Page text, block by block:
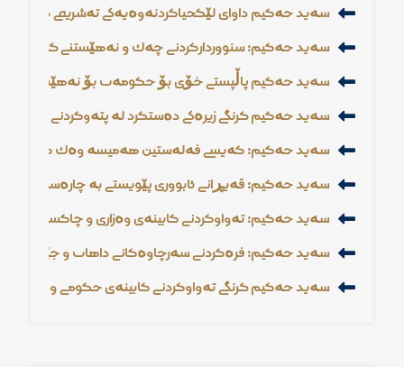
سەید حەكیم داوای لێكجیاكردنەوەیەكی تەشریعی دەكات
سەید حەكیم: سنوورداركردنی چەك و نەهێشتنی گەندەڵی و
سەید حەكیم پاڵپشتی خۆی بۆ حكومەت بۆ نەهێشتنی
سەید حەكیم گرنگی زیرەكی دەستكرد لە پتەوكردنی ئەمنی
سەید حەكیم: كەیسی فەلەستین هەمیشە وەك كەیسێكی
سەید حەكیم: قەیڕانی ئابووری پێویستی بە چارەسەری
سەید حەكیم: تەواوكردنی كابینەی وەزاری و چاكسازی
سەید حەكیم: فرەكردنی سەرچاوەكانی داهات و
سەید حەكیم گرنگی تەواوكردنی كابینەی حكومی و